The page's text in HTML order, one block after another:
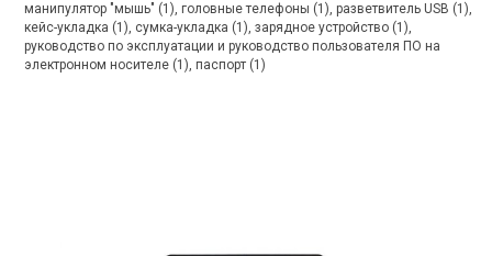
манипулятор "мышь" (1), головные телефоны (1), разветвитель USB (1),
кейс-укладка (1), сумка-укладка (1), зарядное устройство (1),
руководство по эксплуатации и руководство пользователя ПО на
электронном носителе (1), паспорт (1)